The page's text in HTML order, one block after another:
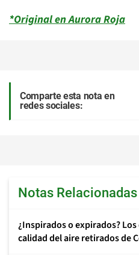
*Original en Aurora Roja
Comparte esta nota en
redes sociales:
Notas Relacionadas
¿Inspirados o expirados?
calidad del aire retirados de